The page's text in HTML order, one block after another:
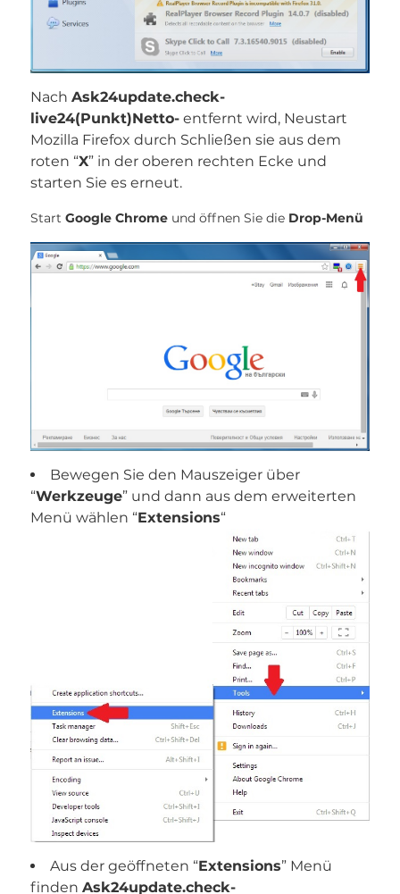
Nach Ask24update.check-
live24(Punkt)Netto-entfernt wird, Neustart
Mozilla Firefox durch Schließen sie aus dem
roten “X” in der oberen rechten Ecke und
starten Sie es erneut.
Start Google Chromeund öffnen Sie die Drop-Menü
Bewegen Sie den Mauszeiger über
“Werkzeuge” und dann aus dem erweiterten
Menü wählen “Extensions“
Aus der geöffneten “Extensions” Menü
finden Ask24update.check-